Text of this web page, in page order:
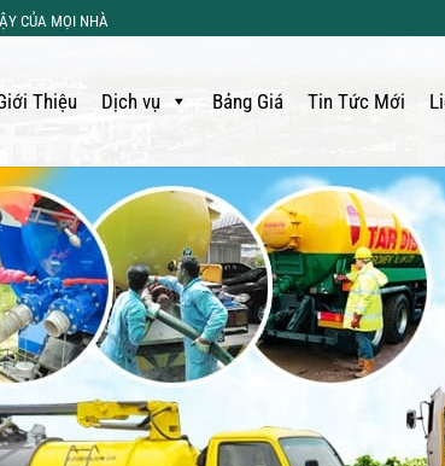
CỦA MỌI NHÀ
Thiệu Dịch vụ Bảng Giá Tin Tức Mới